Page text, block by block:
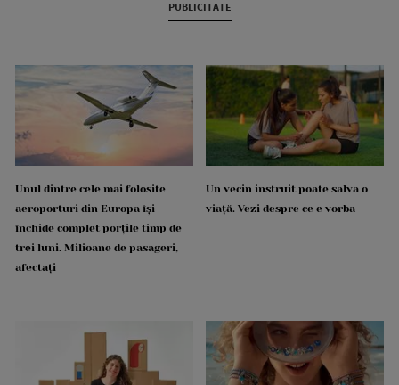
PUBLICITATE
Unul dintre cele mai folosite
aeroporturi din Europa își
închide complet porțile timp de
trei luni. Milioane de pasageri,
afectați
Un vecin instruit poate salva o
viață. Vezi despre ce e vorba